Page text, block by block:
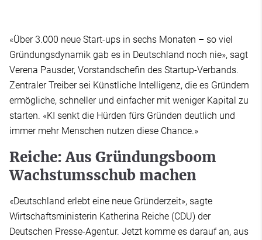
«Über 3.000 neue Start-ups in sechs Monaten – so viel
Gründungsdynamik gab es in Deutschland noch nie», sagt
Verena Pausder, Vorstandschefin des Startup-Verbands.
Zentraler Treiber sei Künstliche Intelligenz, die es Gründern
ermögliche, schneller und einfacher mit weniger Kapital zu
starten. «KI senkt die Hürden fürs Gründen deutlich und
immer mehr Menschen nutzen diese Chance.»
Reiche: Aus Gründungsboom
Wachstumsschub machen
«Deutschland erlebt eine neue Gründerzeit», sagte
Wirtschaftsministerin Katherina Reiche (CDU) der
Deutschen Presse-Agentur. Jetzt komme es darauf an, aus